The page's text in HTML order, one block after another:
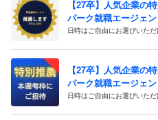
【27卒】人気企業の
パーク就職エージェン
日時はご自由にお選びいた
【27卒】人気企業の
パーク就職エージェン
日時はご自由にお選びいた